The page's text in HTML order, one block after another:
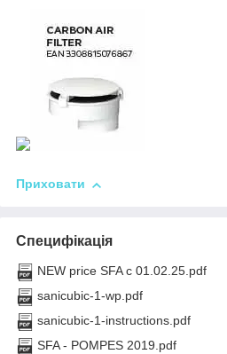
Приховати
Специфікація
NEW price SFA с 01.02.25.pdf
sanicubic-1-wp.pdf
sanicubic-1-instructions.pdf
SFA - POMPES 2019.pdf